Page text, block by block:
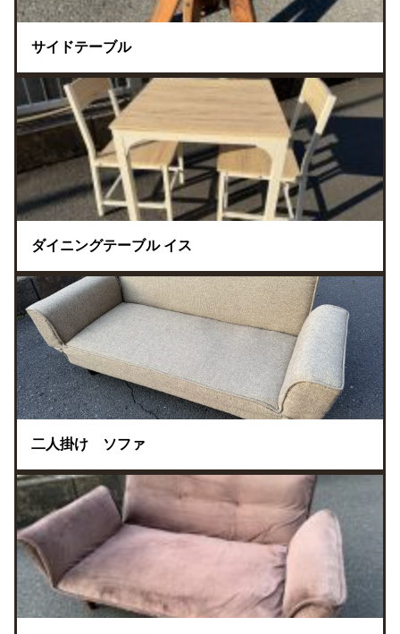
サイドテーブル
ダイニングテーブル イス
二人掛け ソファ